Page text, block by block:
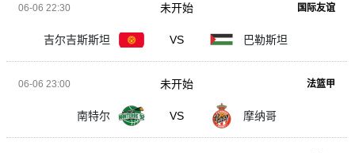
06-06 22:30 国际友谊
吉尔吉斯斯坦 VS 巴勒斯坦
未开始
06-06 23:00 法篮甲
南特尔 VS 摩纳哥
未开始